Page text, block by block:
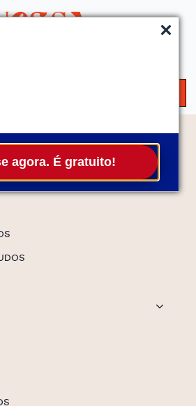
agora. É gratuito!